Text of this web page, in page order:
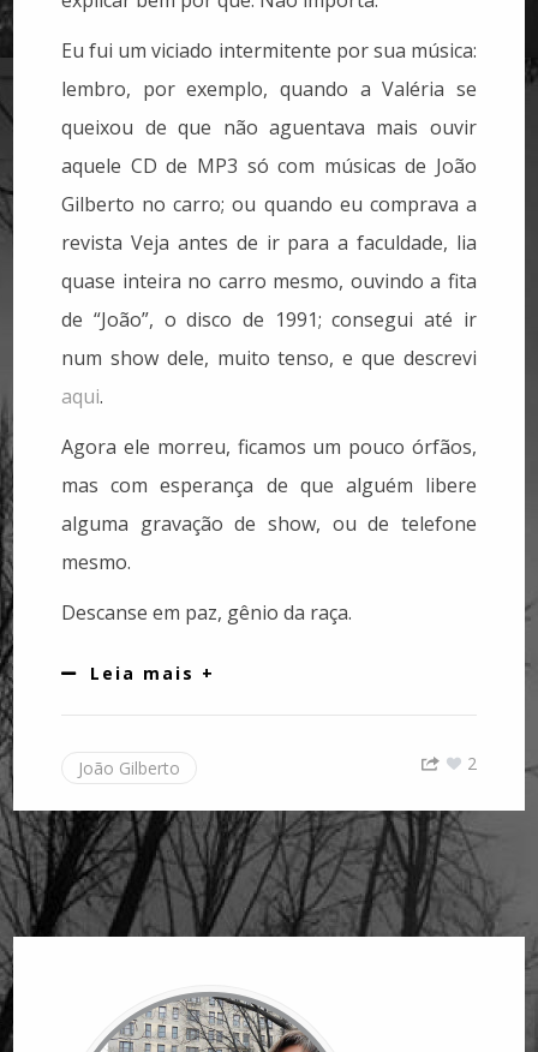
Eu fui um viciado intermitente por sua música:
lembro, por exemplo, quando a Valéria se
queixou de que não aguentava mais ouvir
aquele CD de MP3 só com músicas de João
Gilberto no carro; ou quando eu comprava a
revista Veja antes de ir para a faculdade, lia
quase inteira no carro mesmo, ouvindo a fita
de “João”, o disco de 1991; consegui até ir
num show dele, muito tenso, e que descrevi
aqui.
Agora ele morreu, ficamos um pouco órfãos,
mas com esperança de que alguém libere
alguma gravação de show, ou de telefone
mesmo.
Descanse em paz, gênio da raça.
Leia mais +
João Gilberto 2